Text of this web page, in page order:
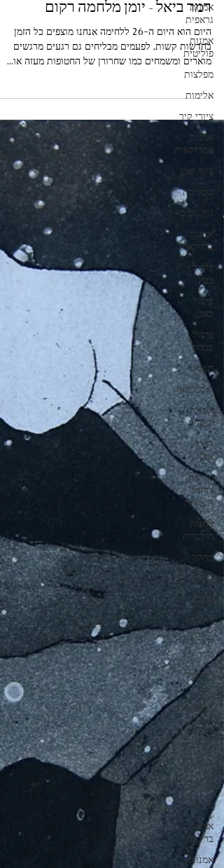
אמנות
גראפית
אמנות
פוליטית
מפלצות
אלימות
ציורי קיר
אמנות
אמריקאית
ציור שמן
בוטניקה
נוף נופים
אמנות
ברזילאית
פיסול
בעץ
פיסול
באבן
פיסול
בברזל
תבליט
'אסמבלאז
אמנות
פנטזיה
ראיון
אמן
מוזיאון
לוחמי
הגטאות
אמנות
הולנדית
מחקר
עירום
צנזורה
להט"ב
תערוכת
יחיד
רדימייד
אמנות
פלסטינית
דיוקן
עצמי
רישום
שירה
טקסט
אמנות
בריטית
אמנות
על אמנות ומלחמה - חלק שישי - שרון
רמר ביאל - יומן מלחמה רקום
היום הוא היום ה-26 ללחימה אנחנו מוצפים כל הזמן
בחדשות קשות, לפעמים מבליחים גם רגעים מרגשים
מוארים ומשמחים כמו שחרורן של החטופות מעזה או...